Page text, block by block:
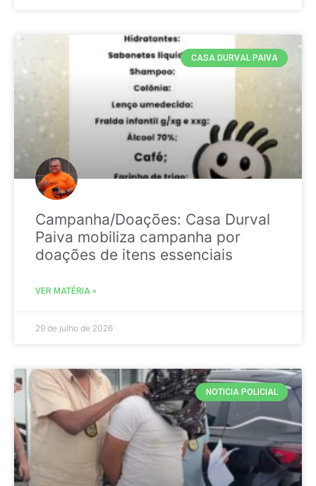
CASA DURVAL PAIVA
Campanha/Doações: Casa Durval
Paiva mobiliza campanha por
doações de itens essenciais
VER MATÉRIA »
29 de julho de 2026
NOTICIA POLICIAL